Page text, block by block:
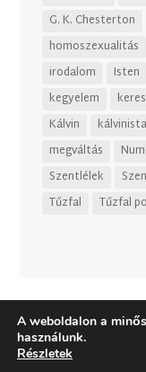
G. K. Chesterton
homoszexualitás
irodalom
Isten
kegyelem
Kálvin
kálvinista
megváltás
Szentlélek
Tűzfal
Tűzfal
A weboldalon a
használunk.
Részletek